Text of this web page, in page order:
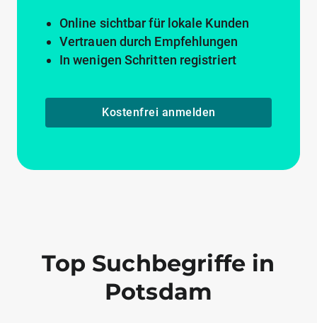
Online sichtbar für lokale Kunden
Vertrauen durch Empfehlungen
In wenigen Schritten registriert
Kostenfrei anmelden
Top Suchbegriffe in
Potsdam